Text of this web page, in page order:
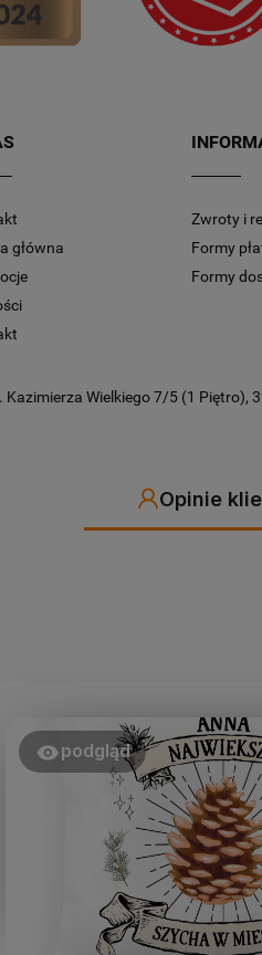
główna
Zwroty i
Formy
Formy
Kazimierza Wielkiego 7/5 (1 Piętro),
Opinie
podgląd